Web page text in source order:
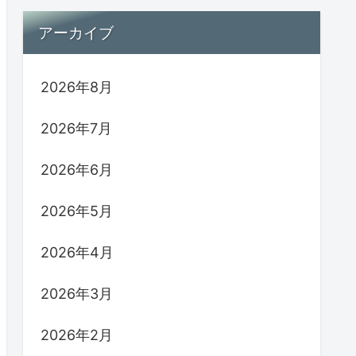
アーカイブ
2026年8月
2026年7月
2026年6月
2026年5月
2026年4月
2026年3月
2026年2月